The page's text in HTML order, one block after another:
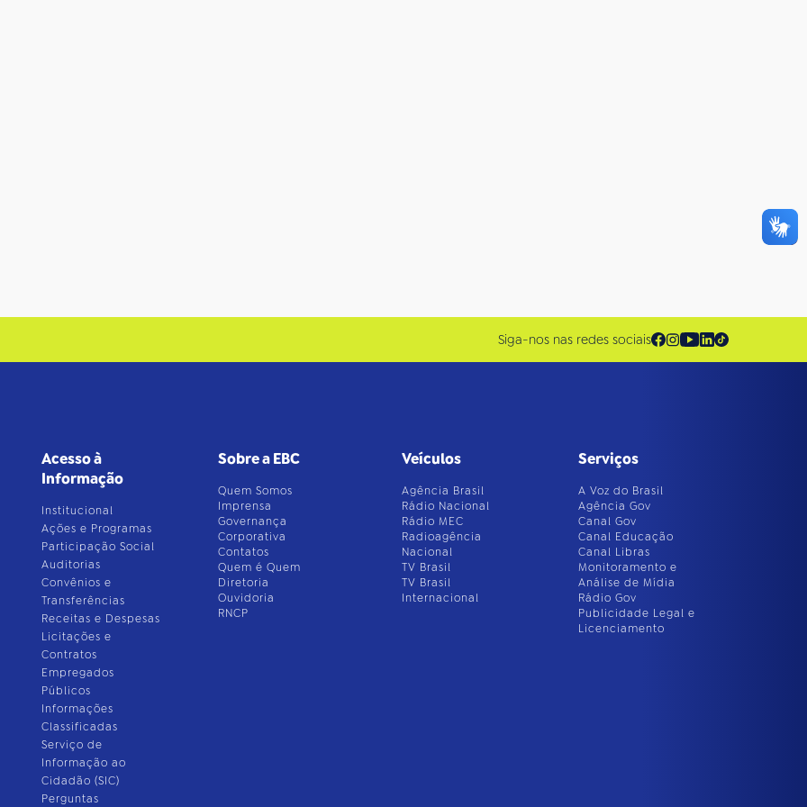
Siga-nos nas redes sociais
Acesso à
Informação
Institucional
Ações e Programas
Participação Social
Auditorias
Convênios e
Transferências
Receitas e Despesas
Licitações e
Contratos
Empregados
Públicos
Informações
Classificadas
Serviço de
Informação ao
Cidadão (SIC)
Perguntas
Sobre a EBC
Quem Somos
Imprensa
Governança
Corporativa
Contatos
Quem é Quem
Diretoria
Ouvidoria
RNCP
Veículos
Agência Brasil
Rádio Nacional
Rádio MEC
Radioagência
Nacional
TV Brasil
TV Brasil
Internacional
Serviços
A Voz do Brasil
Agência Gov
Canal Gov
Canal Educação
Canal Libras
Monitoramento e
Análise de Mídia
Rádio Gov
Publicidade Legal e
Licenciamento